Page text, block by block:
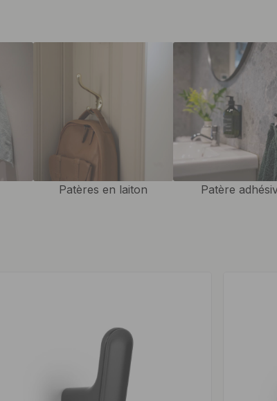
pièce bénéficie de patères, mais surtout
endroit évident pour de jolis patères, car
d'extérieur aux gadgets en passant par les
où les patères facilitent le quotidien par
dans la salle de bain car vous
vous pouvez facilement accrocher les
les patères peuvent nous donner la
avant et après la nuit de sommeil. Vous
avec seulement une bande de bois
est d’installer de jolies patères. De plus,
Patères en laiton Patère